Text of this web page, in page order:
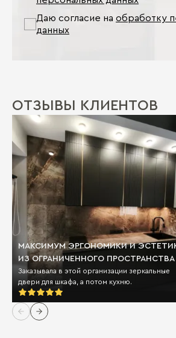
Даю согласие на обработку
данных
ОТЗЫВЫ КЛИЕНТОВ
МАКСИМУМ ЭРГОНОМИКИ И
ИЗ ОГРАНИЧЕННОГО ПРОСТРАНСТВА
Заказывала в этой организации зеркальные
двери для шкафа, а потом кухню.